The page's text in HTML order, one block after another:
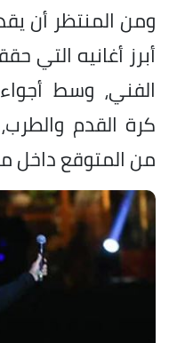
ومن المنتظر أن
أبرز أغانيه التي
الفني، وسط
كرة القدم
من المتوقع داخل